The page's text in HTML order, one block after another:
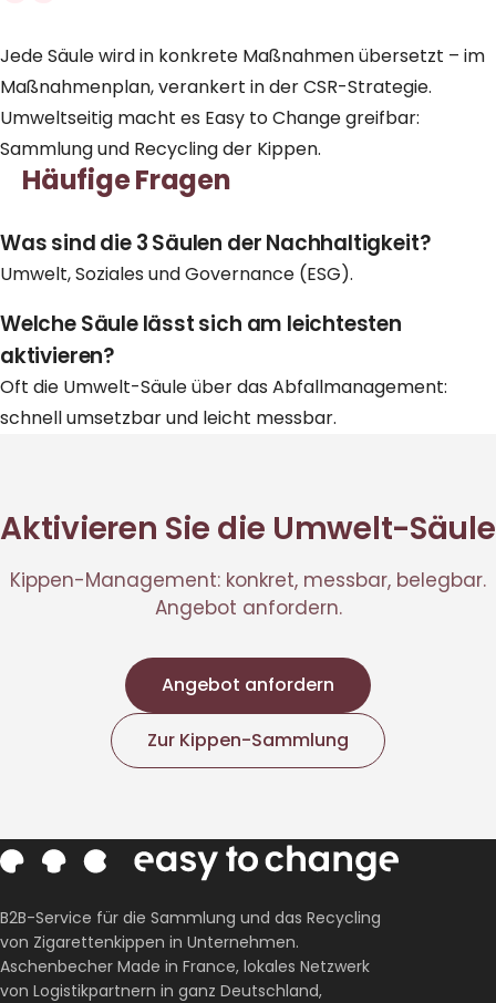
Jede Säule wird in konkrete Maßnahmen übersetzt – im
Maßnahmenplan, verankert in derCSR-Strategie.
Umweltseitig macht es Easy to Change greifbar:
Sammlungund Recyclingder Kippen.
Häufige Fragen
Was sind die 3 Säulen der Nachhaltigkeit?
Umwelt, Soziales und Governance (ESG).
Welche Säule lässt sich am leichtesten
aktivieren?
Oft die Umwelt-Säule über das Abfallmanagement:
schnell umsetzbar und leicht messbar.
Aktivieren Sie die Umwelt-Säule
Kippen-Management: konkret, messbar, belegbar.
Angebot anfordern.
Angebot anfordern
Zur Kippen-Sammlung
B2B-Service für die Sammlung und das Recycling
von Zigarettenkippen in Unternehmen.
Aschenbecher Made in France, lokales Netzwerk
von Logistikpartnern in ganz Deutschland,